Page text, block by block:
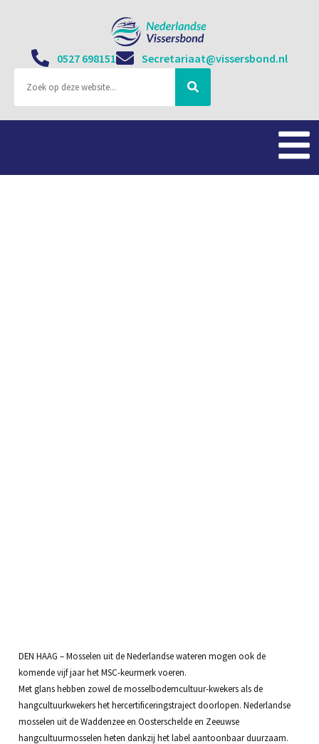
0527 698151 Secretariaat@vissersbond.nl
DEN HAAG – Mosselen uit de Nederlandse wateren mogen ook de
komende vijf jaar het MSC-keurmerk voeren.
Met glans hebben zowel de mosselbodemcultuur-kwekers als de
hangcultuurkwekers het hercertificeringstraject doorlopen. Nederlandse
mosselen uit de Waddenzee en Oosterschelde en Zeeuwse
hangcultuurmosselen heten dankzij het label aantoonbaar duurzaam.